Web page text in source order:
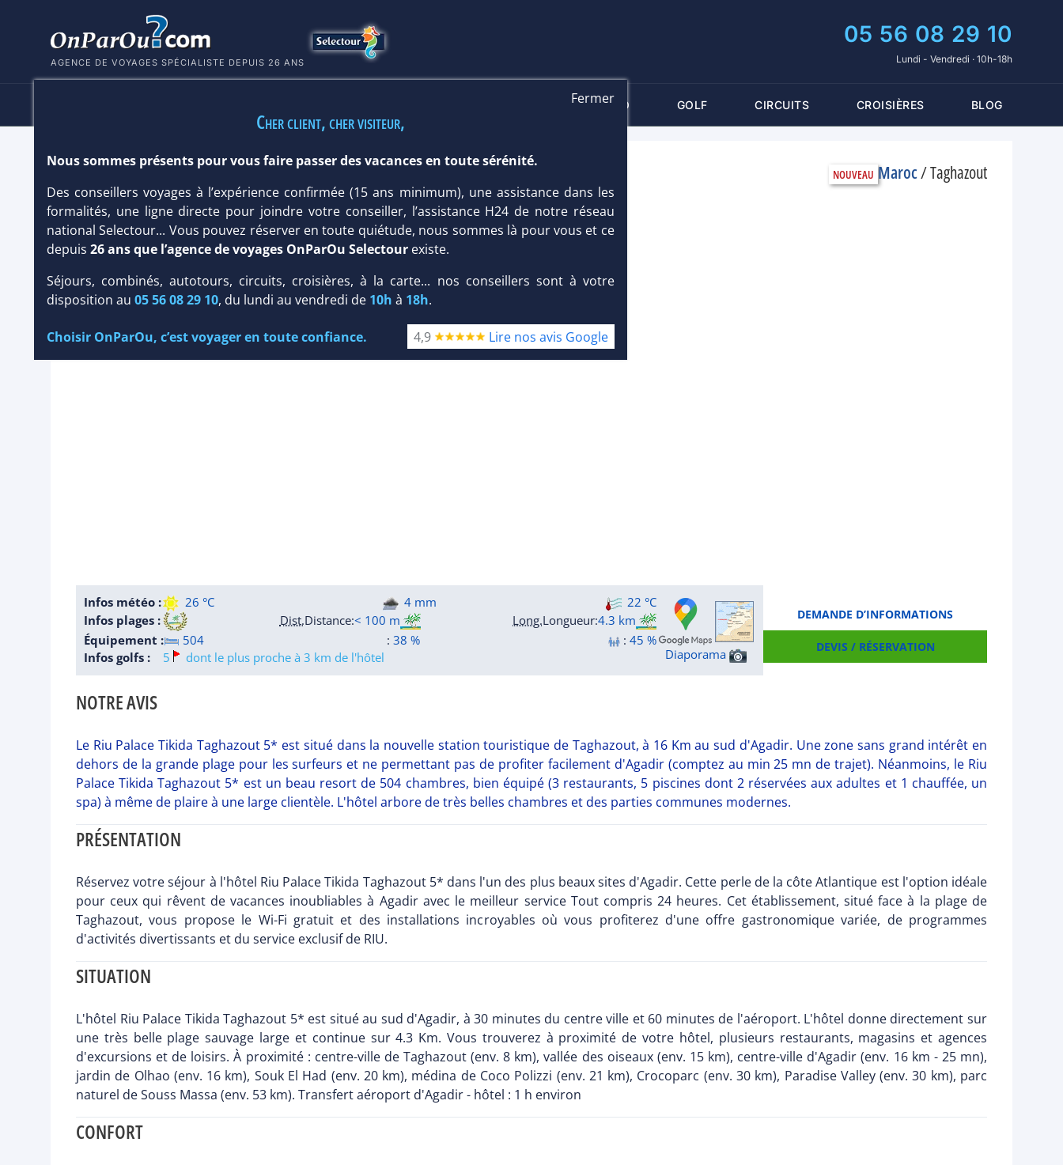
AGENCE DE VOYAGES SPÉCIALISTE DEPUIS 26 ANS
05 56 08 29 10
Lundi - Vendredi · 10h-18h
THALASSO GOLF CIRCUITS CROISIÈRES BLOG
HÔTEL RIU PALACE TIKIDA TAGHAZOUT 5* Maroc/Taghazout
HôtelClub /Prestige
DEMANDE D’INFORMATIONS
DEVIS / RÉSERVATION
Infos météo : 26 °C 4 mm
22 °C
Infos plages :
Dist.Distance:< 100 m Long.Longueur:4.3 km
Équipement :
504 : 38 % :45 %
Infos golfs :
5 dont le plus proche à 3 km de l'hôtel Diaporama
NOTRE AVIS
Le Riu Palace Tikida Taghazout 5* est situé dans la nouvelle station touristique de Taghazout, à 16 Km au sud d'Agadir. Une zone sans grand intérêt en
dehors de la grande plage pour les surfeurs et ne permettant pas de profiter facilement d'Agadir (comptez au min 25 mn de trajet). Néanmoins, le Riu
Palace Tikida Taghazout 5* est un beau resort de 504 chambres, bien équipé (3 restaurants, 5 piscines dont 2 réservées aux adultes et 1 chauffée, un
spa) à même de plaire à une large clientèle. L'hôtel arbore de très belles chambres et des parties communes modernes.
PRÉSENTATION
Réservez votre séjour à l'hôtel Riu Palace Tikida Taghazout 5* dans l'un des plus beaux sites d'Agadir. Cette perle de la côte Atlantique est l'option idéale
pour ceux qui rêvent de vacances inoubliables à Agadir avec le meilleur service Tout compris 24 heures. Cet établissement, situé face à la plage de
Taghazout, vous propose le Wi-Fi gratuit et des installations incroyables où vous profiterez d'une offre gastronomique variée, de programmes
d'activités divertissants et du service exclusif de RIU.
SITUATION
L'hôtel Riu Palace Tikida Taghazout 5* est situé au sud d'Agadir, à 30 minutes du centre ville et 60 minutes de l'aéroport. L'hôtel donne directement sur
une très belle plage sauvage large et continue sur 4.3 Km. Vous trouverez à proximité de votre hôtel, plusieurs restaurants, magasins et agences
d'excursions et de loisirs. À proximité : centre-ville de Taghazout (env. 8 km), vallée des oiseaux (env. 15 km), centre-ville d'Agadir (env. 16 km - 25 mn),
jardin de Olhao (env. 16 km), Souk El Had (env. 20 km), médina de Coco Polizzi (env. 21 km), Crocoparc (env. 30 km), Paradise Valley (env. 30 km), parc
naturel de Souss Massa (env. 53 km). Transfert aéroport d'Agadir - hôtel : 1 h environ
CONFORT
Fermer
Cher client, cher visiteur,
Nous sommes présents pour vous faire passer des vacances en toute sérénité.
Des conseillers voyages à l’expérience confirmée (15 ans minimum), une assistance dans les
formalités, une ligne directe pour joindre votre conseiller, l’assistance H24 de notre réseau
national Selectour... Vous pouvez réserver en toute quiétude, nous sommes là pour vous et ce
depuis 26 ans que l’agence de voyages OnParOu Selectourexiste.
Séjours, combinés, autotours, circuits, croisières, à la carte... nos conseillers sont à votre
disposition au 05 56 08 29 10, du lundi au vendredi de 10h à 18h.
Choisir OnParOu, c’est voyager en toute confiance. 4,9 Lire nos avis Google